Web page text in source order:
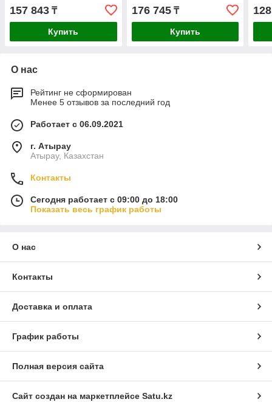
157 843 ₸
Купить
176 745₸
Купить
О нас
Рейтинг не сформирован
Менее 5 отзывов за последний год
Работает с 06.09.2021
г. Атырау
Атырау, Казахстан
Контакты
Сегодня работает с 09:00 до 18:00
Показать весь график работы
О нас
Контакты
Доставка и оплата
График работы
Полная версия сайта
Сайт создан на маркетплейсе Satu.kz